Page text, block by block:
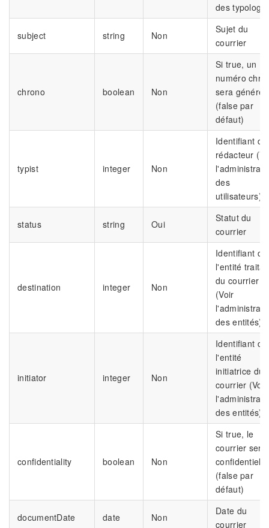
des
subject string Non
Sujet du
courrier
chrono boolean Non
Si true, un
numéro
sera généré
(false par
défaut)
typist integer Non
Identifiant du
rédacteur
des
utilisateurs)
status string Oui
Statut du
courrier
destination integer Non
Identifiant de
l'entité
du courrier
(Voir
des entités)
initiator integer Non
Identifiant de
l'entité
initiatrice du
courrier (Voir
des entités)
confidentiality boolean Non
Si true, le
courrier sera
confidentiel
(false par
défaut)
documentDate date Non
Date du
courrier